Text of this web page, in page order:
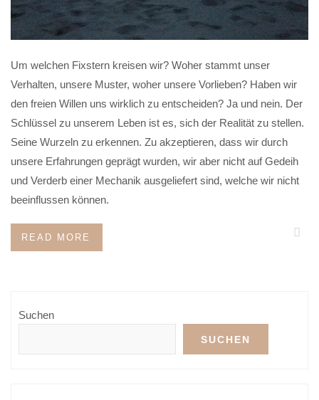
Um welchen Fixstern kreisen wir? Woher stammt unser
Verhalten, unsere Muster, woher unsere Vorlieben? Haben wir
den freien Willen uns wirklich zu entscheiden? Ja und nein. Der
Schlüssel zu unserem Leben ist es, sich der Realität zu stellen.
Seine Wurzeln zu erkennen. Zu akzeptieren, dass wir durch
unsere Erfahrungen geprägt wurden, wir aber nicht auf Gedeih
und Verderb einer Mechanik ausgeliefert sind, welche wir nicht
beeinflussen können.
READ MORE
Suchen
SUCHEN